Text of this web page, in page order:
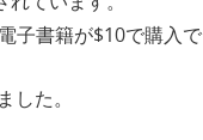
書籍が$10で購入で
た。